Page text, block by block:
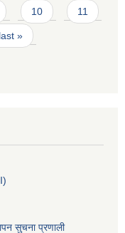
10 11
last »
सुचना प्रणाली